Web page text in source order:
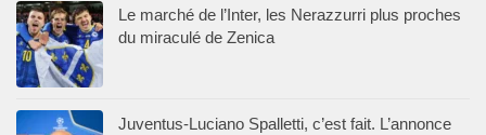
Le marché de l’Inter, les Nerazzurri plus proches
du miraculé de Zenica
Juventus-Luciano Spalletti, c’est fait. L’annonce